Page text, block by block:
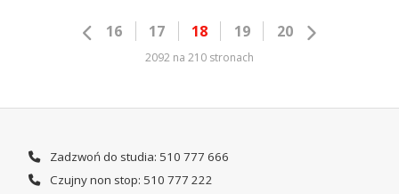
16 17 18 19 20
2092 na 210 stronach
Zadzwoń do studia: 510 777 666
Czujny non stop: 510 777 222